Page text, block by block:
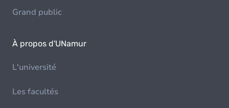
Grand public
À propos d'UNamur
L'université
Les facultés